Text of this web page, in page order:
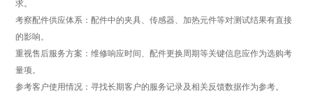
求。
‌考察配件供应体系‌：配件中的夹具、传感器、加热元件等对测试结果有直接
的影响。
‌重视售后服务方案‌：维修响应时间、配件更换周期等关键信息应作为选购考
量项。
‌参考客户使用情况‌：寻找长期客户的服务记录及相关反馈数据作为参考。